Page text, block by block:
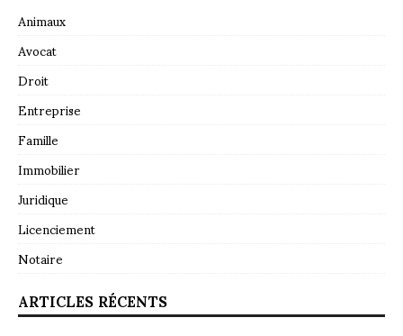
Animaux
Avocat
Droit
Entreprise
Famille
Immobilier
Juridique
Licenciement
Notaire
ARTICLES RÉCENTS